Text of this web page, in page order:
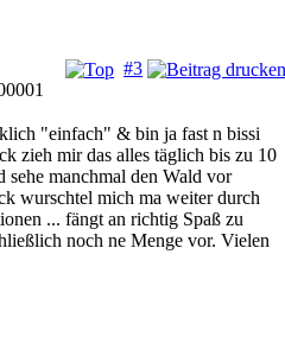
#3
"einfach" & bin ja fast n bissi
zieh mir das alles täglich bis zu 10
sehe manchmal den Wald vor
wurschtel mich ma weiter durch
... fängt an richtig Spaß zu
noch ne Menge vor. Vielen